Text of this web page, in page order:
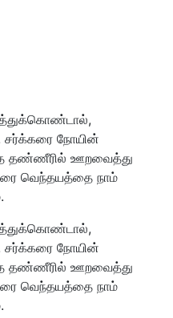
சர்க்கரை நோயின்
தண்ணீரில் ஊறவைத்து
வெந்தயத்தை நாம்
சர்க்கரை நோயின்
தண்ணீரில் ஊறவைத்து
வெந்தயத்தை நாம்